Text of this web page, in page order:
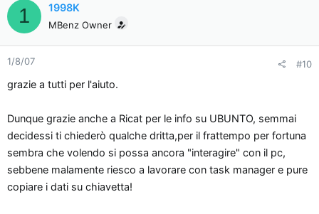
1 1998K
MBenz Owner
1/8/07 #10
grazie a tutti per l'aiuto.
Dunque grazie anche a Ricat per le info su UBUNTO, semmai
decidessi ti chiederò qualche dritta,per il frattempo per fortuna
sembra che volendo si possa ancora "interagire" con il pc,
sebbene malamente riesco a lavorare con task manager e pure
copiare i dati su chiavetta!